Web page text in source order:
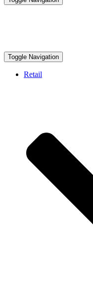
Toggle Navigation
Retail